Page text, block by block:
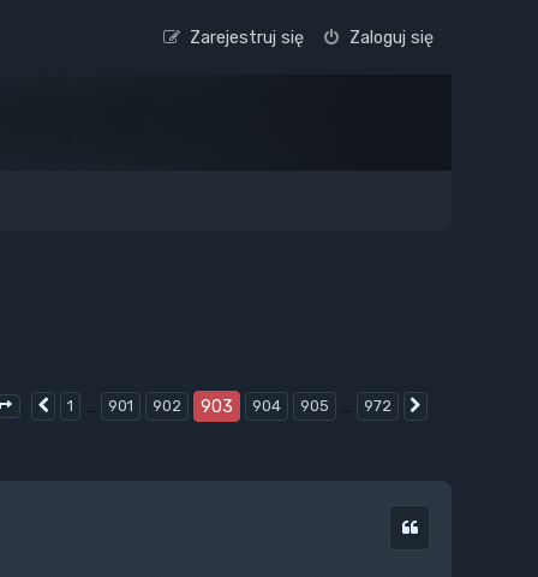
Zaloguj się
Zarejestruj się
Strona903 z972
Poprzednia
1 … 901 902 903 904 905 … 972